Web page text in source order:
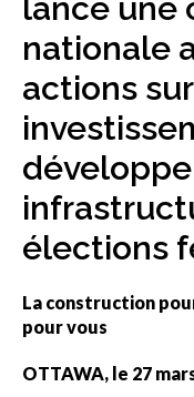
Sceau d’or
Événements
lance une
nationale
actions
élections
La construction
pour vous
OTTAWA, le 27